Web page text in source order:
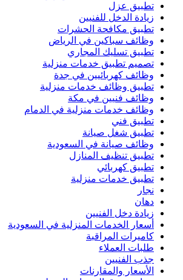
تطبيق عزل
زيادة الدخل للفنيين
تطبيق مكافحة الحشرات
وظائف سباكين في الرياض
تطبيق تسليك المجاري
تصميم تطبيق خدمات منزلية
وظائف كهربائيين في جدة
تطبيق وظائف خدمات منزلية
وظائف فنيين في مكة
وظائف خدمات منزلية في الدمام
تطبيق فني
تطبيق شغل صيانة
وظائف صيانة في السعودية
تطبيق تنظيف المنازل
تطبيق كهربائي
تطبيق خدمات منزلية
نجار
دهان
زيادة دخل الفنيين
أسعار الخدمات المنزلية في السعودية
كاميرات المراقبة
طلبات العملاء
جذب الفنيين
الأسعار والمقارنات